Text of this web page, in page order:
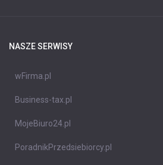
NASZE SERWISY
wFirma.pl
Business-tax.pl
MojeBiuro24.pl
PoradnikPrzedsiebiorcy.pl